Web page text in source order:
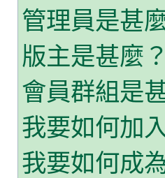
管理員是甚
版主是甚麼？
會員群組是
我要如何加
我要如何成